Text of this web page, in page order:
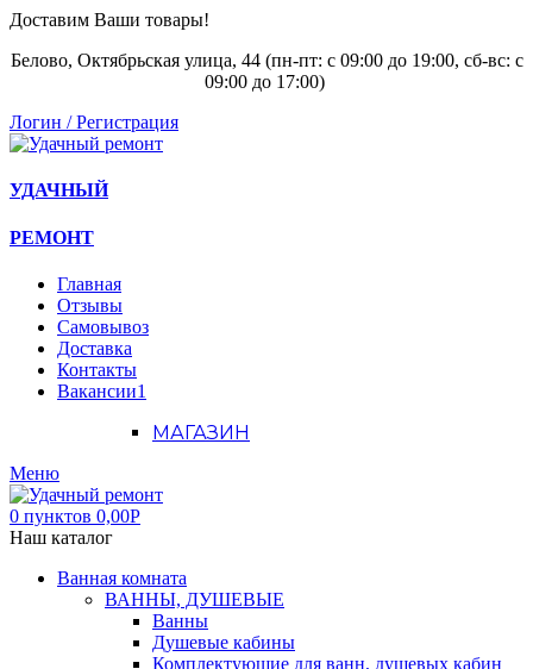
Доставим Ваши товары!
Белово, Октябрьская улица, 44 (пн-пт: с 09:00 до 19:00, сб-вс: с
09:00 до 17:00)
Логин / Регистрация
УДАЧНЫЙ
РЕМОНТ
Главная
Отзывы
Самовывоз
Доставка
Контакты
Вакансии1
МАГАЗИН
Меню
0 пунктов 0,00Р
Наш каталог
Ванная комната
ВАННЫ, ДУШЕВЫЕ
Ванны
Душевые кабины
Комплектующие для ванн, душевых кабин